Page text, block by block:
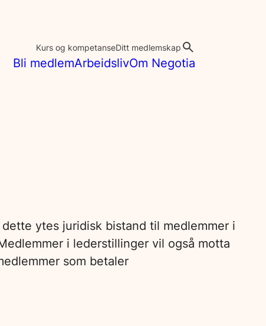
Bli medlemArbeidslivOm Negotia
Kurs og kompetanseDitt medlemskap
ytes juridisk bistand til medlemmer i
i lederstillinger vil også motta
som betaler